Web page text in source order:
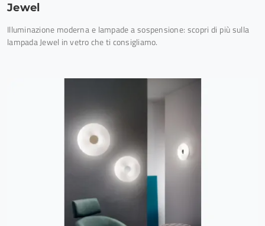
Jewel
Illuminazione moderna e lampade a sospensione: scopri di più sulla
lampada Jewel in vetro che ti consigliamo.